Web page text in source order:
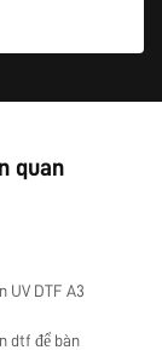
quan
UV DTF A3
dtf để bàn